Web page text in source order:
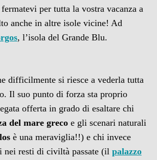
per tutta la vostra vacanza a
anche in altre isole vicine! Ad
, l’isola del Grande Blu.
difficilmente si riesce a vederla tutta
Il suo punto di forza sta proprio
offerta in grado di esaltare chi
del mare grecoe gli scenari naturali
è una meraviglia!!) e chi invece
nei resti di civiltà passate (il palazzo